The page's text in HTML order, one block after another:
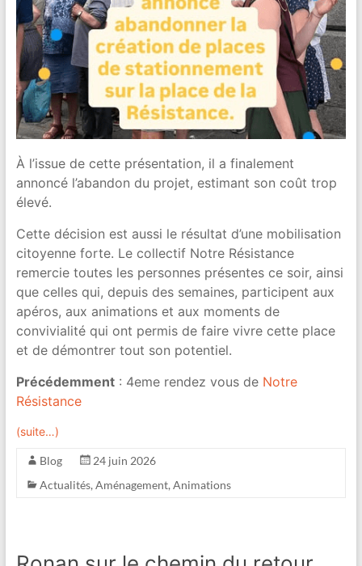
À l’issue de cette présentation, il a finalement
annoncé l’abandon du projet, estimant son coût trop
élevé.
Cette décision est aussi le résultat d’une mobilisation
citoyenne forte. Le collectif Notre Résistance
remercie toutes les personnes présentes ce soir, ainsi
que celles qui, depuis des semaines, participent aux
apéros, aux animations et aux moments de
convivialité qui ont permis de faire vivre cette place
et de démontrer tout son potentiel.
Précédemment: 4eme rendez vous de Notre
Résistance
(suite…)
Blog
24 juin 2026
Actualités, Aménagement, Animations